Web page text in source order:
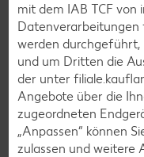
mit dem IAB TCF von
Datenverarbeitungen
werden durchgeführt,
und um Dritten die
der unter
Angebote über die
zugeordneten
„Anpassen“ können
zulassen und weitere